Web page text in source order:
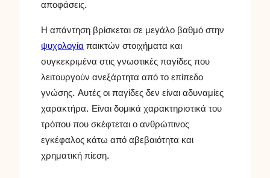
αποφάσεις.
Η απάντηση βρίσκεται σε μεγάλο βαθμό στην
ψυχολογία παικτών στοιχήματα και
συγκεκριμένα στις γνωστικές παγίδες που
λειτουργούν ανεξάρτητα από το επίπεδο
γνώσης. Αυτές οι παγίδες δεν είναι αδυναμίες
χαρακτήρα. Είναι δομικά χαρακτηριστικά του
τρόπου που σκέφτεται ο ανθρώπινος
εγκέφαλος κάτω από αβεβαιότητα και
χρηματική πίεση.